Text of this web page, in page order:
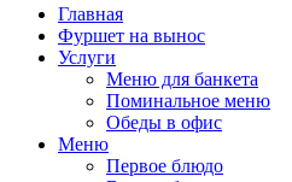
Главная
Фуршет на вынос
Услуги
Меню для банкета
Поминальное меню
Обеды в офис
Меню
Первое блюдо